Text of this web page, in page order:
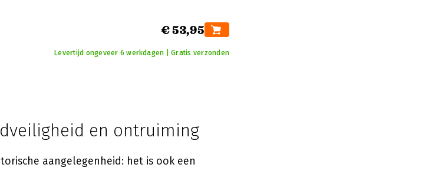
€ 53,95
Levertijd ongeveer 6 werkdagen | Gratis verzonden
en ontruiming
aangelegenheid: het is ook een